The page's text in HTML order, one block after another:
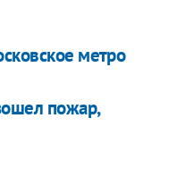
метро
пожар,